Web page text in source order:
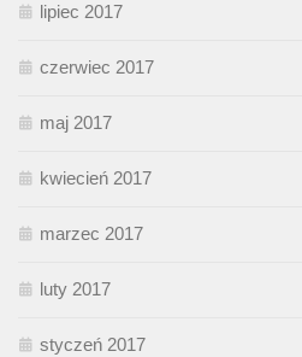
lipiec 2017
czerwiec 2017
maj 2017
kwiecień 2017
marzec 2017
luty 2017
styczeń 2017